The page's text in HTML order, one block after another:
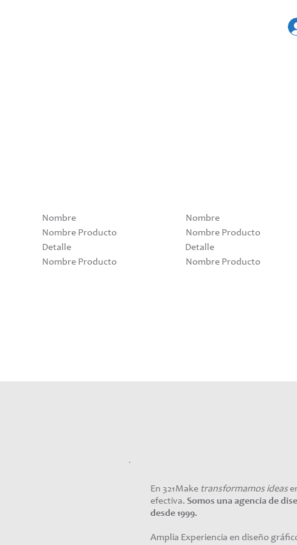
Nombre
Nombre Producto
Detalle
Nombre Producto
Nombre
Nombre Producto
Detalle
Nombre Producto
En 321Make transformamos ideas
efectiva. Somos una agencia de
desde 1999.
Amplia Experiencia en diseño